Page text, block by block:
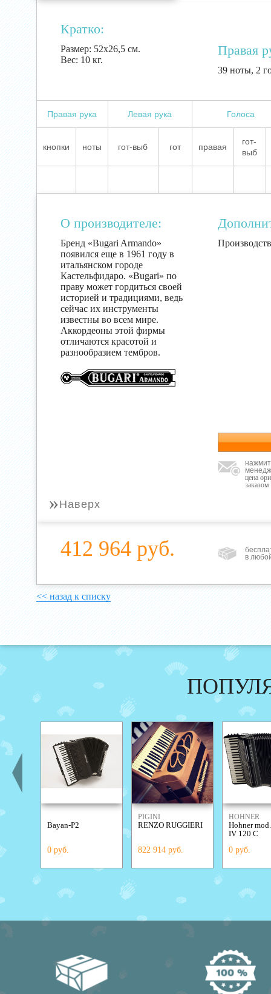
Кратко:
Размер: 52х26,5 см.
Вес: 10 кг.
Правая
39 ноты, 2
Правая рука Левая рука Голоса
кнопки ноты гот-выб гот правая
гот-
выб
О производителе:
Бренд «Bugari Armando»
появился еще в 1961 году в
итальянском городе
Кастельфидаро. «Bugari» по
праву может гордиться своей
историей и традициями, ведь
сейчас их инструменты
известны во всем мире.
Аккордеоны этой фирмы
отличаются красотой и
разнообразием тембров.
цена
заказом
» Наверх
412 964 руб.
в
<< назад к списку
Bayan-P2
0 руб.
PIGINI
RENZO RUGGIERI
822 914 руб.
HOHNER
Hohner
IV 120 C
0 руб.